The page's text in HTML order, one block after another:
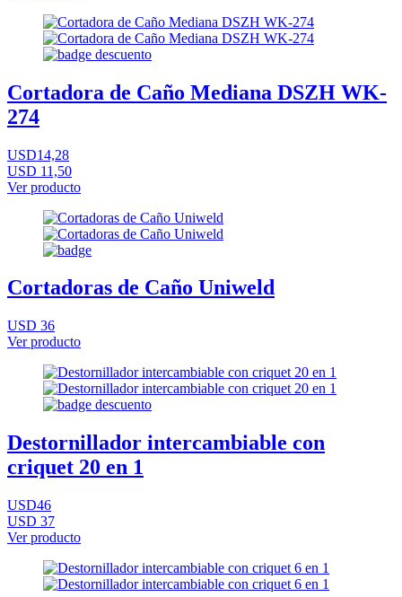
Cortadora de Caño Mediana DSZH WK-
274
USD14,28
USD 11,50
Ver producto
Cortadoras de Caño Uniweld
USD 36
Ver producto
Destornillador intercambiable con
criquet 20 en 1
USD46
USD 37
Ver producto